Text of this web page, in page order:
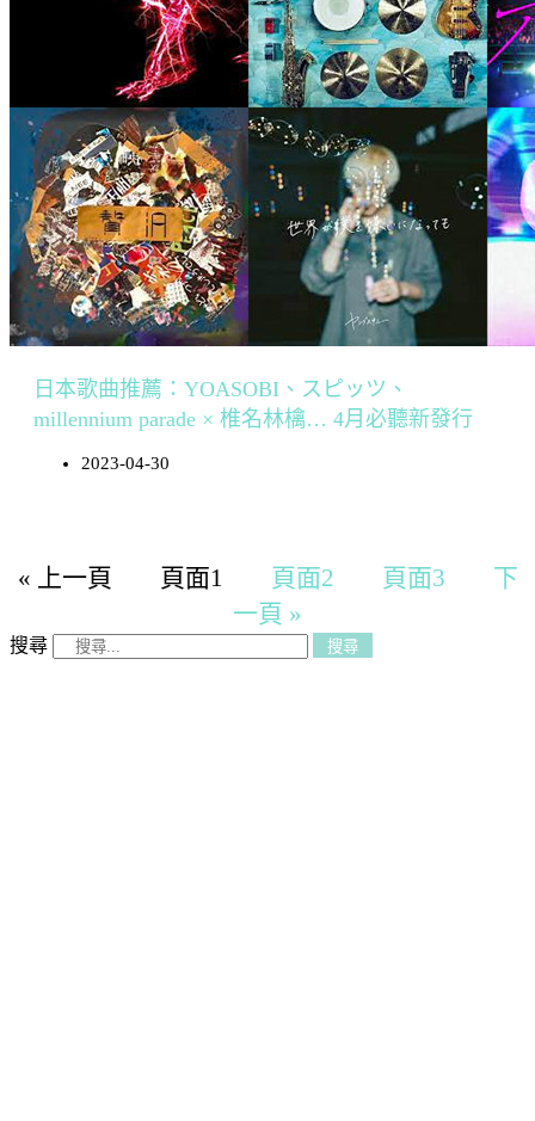
日本歌曲推薦：YOASOBI、スピッツ、
millennium parade × 椎名林檎… 4月必聽新發行
2023-04-30
« 上一頁 頁面1 頁面2 頁面3
下
一頁 »
搜尋 搜尋